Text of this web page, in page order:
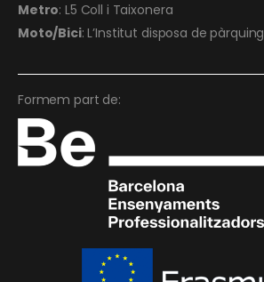
Metro: L5 Coll i Taixonera
Moto/Bici: L’Institut disposa de pàrquing
Formem part de: